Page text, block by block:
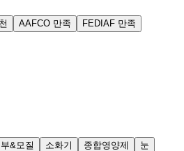
AAFCO 만족
FEDIAF 만족
&모질 소화기 종합영양제
눈